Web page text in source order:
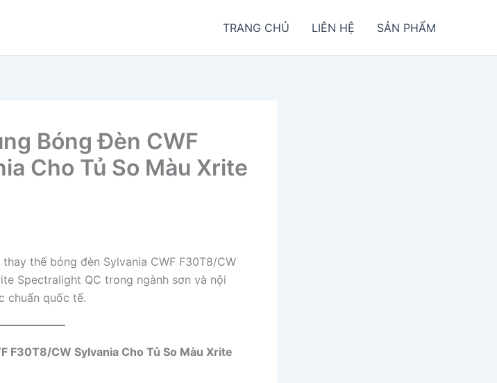
TRANG CHỦ LIÊN HỆ SẢN PHẨM
Bóng Đèn CWF
Cho Tủ So Màu Xrite
thế bóng đèn Sylvania CWF F30T8/CW
Spectralight QC trong ngành sơn và nội
chuẩn quốc tế.
F30T8/CW Sylvania Cho Tủ So Màu Xrite